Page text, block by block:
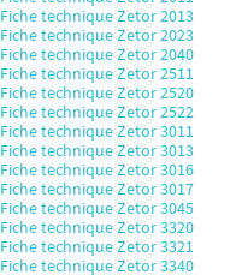
Fiche technique Zetor 2013
Fiche technique Zetor 2023
Fiche technique Zetor 2040
Fiche technique Zetor 2511
Fiche technique Zetor 2520
Fiche technique Zetor 2522
Fiche technique Zetor 3011
Fiche technique Zetor 3013
Fiche technique Zetor 3016
Fiche technique Zetor 3017
Fiche technique Zetor 3045
Fiche technique Zetor 3320
Fiche technique Zetor 3321
Fiche technique Zetor 3340